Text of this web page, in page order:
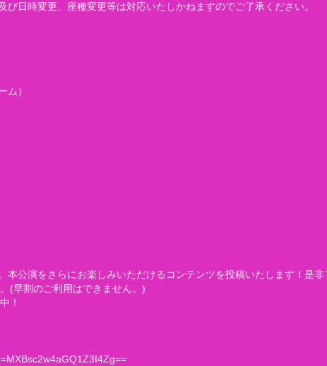
日時変更、座種変更等は対応いたしかねますのでご了承ください。
）
公演をさらにお楽しみいただけるコンテンツを投稿いたします！是非
(早割のご利用はできません。)
！